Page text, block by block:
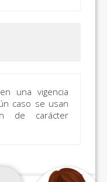
una vigencia
caso se usan
de carácter